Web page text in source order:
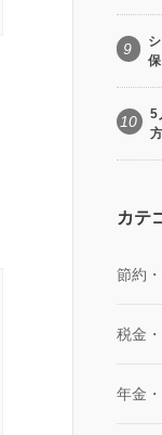
9
10
5
カテ
節約
税金
年金